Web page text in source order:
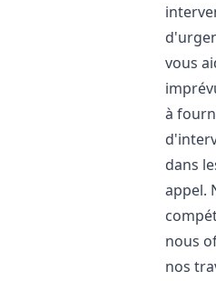
vous
à
dans
appel.
nous
nos